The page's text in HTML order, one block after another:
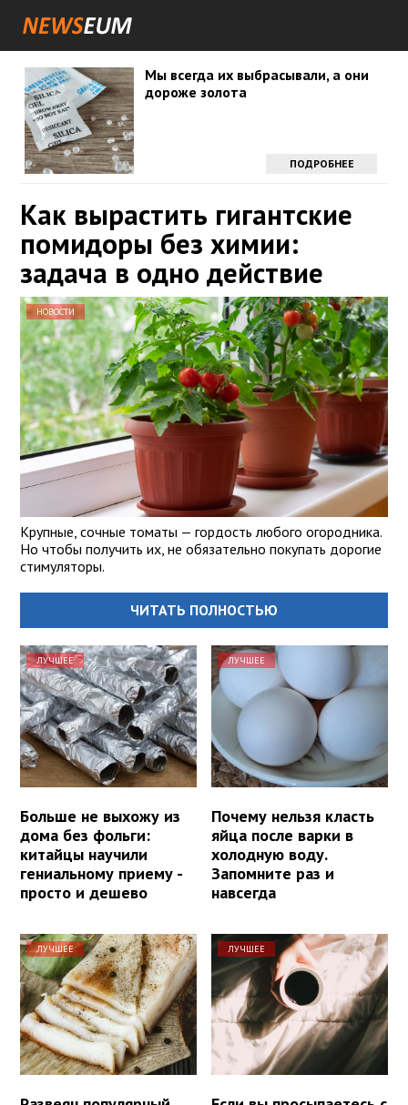
Мы всегда их выбрасывали, а они
дороже золота
ПОДРОБНЕЕ
Как вырастить гигантские
помидоры без химии:
задача в одно действие
НОВОСТИ
Крупные, сочные томаты — гордость любого огородника.
Но чтобы получить их, не обязательно покупать дорогие
стимуляторы.
ЧИТАТЬ ПОЛНОСТЬЮ
ЛУЧШЕЕ
Больше не выхожу из
дома без фольги:
китайцы научили
гениальному приему -
просто и дешево
ЛУЧШЕЕ
Почему нельзя класть
яйца после варки в
холодную воду.
Запомните раз и
навсегда
ЛУЧШЕЕ ЛУЧШЕЕ